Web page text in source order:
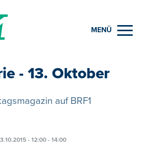
MENÜ
- 13. Oktober
auf BRF1
- 12:00 - 14:00